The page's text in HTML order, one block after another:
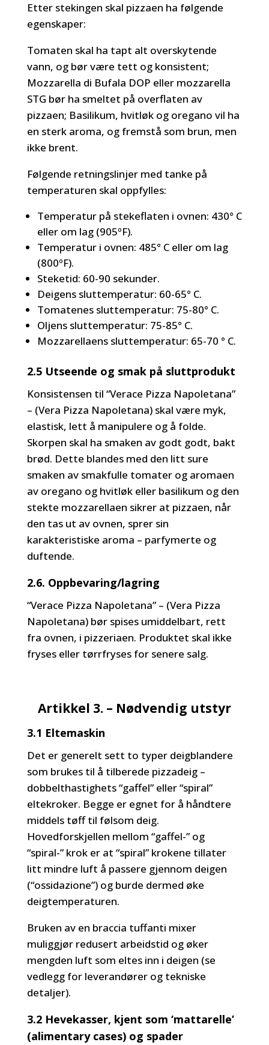
Etter stekingen skal pizzaen ha følgende
egenskaper:
Tomaten skal ha tapt alt overskytende
vann, og bør være tett og konsistent;
Mozzarella di Bufala DOP eller mozzarella
STG bør ha smeltet på overflaten av
pizzaen; Basilikum, hvitløk og oregano vil ha
en sterk aroma, og fremstå som brun, men
ikke brent.
Følgende retningslinjer med tanke på
temperaturen skal oppfylles:
Temperatur på stekeflaten i ovnen: 430° C
eller om lag (905ºF).
Temperatur i ovnen: 485° C eller om lag
(800ºF).
Steketid: 60-90 sekunder.
Deigens sluttemperatur: 60-65° C.
Tomatenes sluttemperatur: 75-80° C.
Oljens sluttemperatur: 75-85° C.
Mozzarellaens sluttemperatur: 65-70 ° C.
2.5 Utseende og smak på sluttprodukt
Konsistensen til “Verace Pizza Napoletana”
– (Vera Pizza Napoletana) skal være myk,
elastisk, lett å manipulere og å folde.
Skorpen skal ha smaken av godt godt, bakt
brød. Dette blandes med den litt sure
smaken av smakfulle tomater og aromaen
av oregano og hvitløk eller basilikum og den
stekte mozzarellaen sikrer at pizzaen, når
den tas ut av ovnen, sprer sin
karakteristiske aroma – parfymerte og
duftende.
2.6. Oppbevaring/lagring
“Verace Pizza Napoletana” – (Vera Pizza
Napoletana) bør spises umiddelbart, rett
fra ovnen, i pizzeriaen. Produktet skal ikke
fryses eller tørrfryses for senere salg.
Artikkel 3. – Nødvendig utstyr
3.1 Eltemaskin
Det er generelt sett to typer deigblandere
som brukes til å tilberede pizzadeig –
dobbelthastighets “gaffel” eller “spiral”
eltekroker. Begge er egnet for å håndtere
middels tøff til følsom deig.
Hovedforskjellen mellom “gaffel-” og
“spiral-” krok er at “spiral” krokene tillater
litt mindre luft å passere gjennom deigen
(“ossidazione”) og burde dermed øke
deigtemperaturen.
Bruken av en braccia tuffanti mixer
muliggjør redusert arbeidstid og øker
mengden luft som eltes inn i deigen (se
vedlegg for leverandører og tekniske
detaljer).
3.2 Hevekasser, kjent som ‘mattarelle’
(alimentary cases) og spader